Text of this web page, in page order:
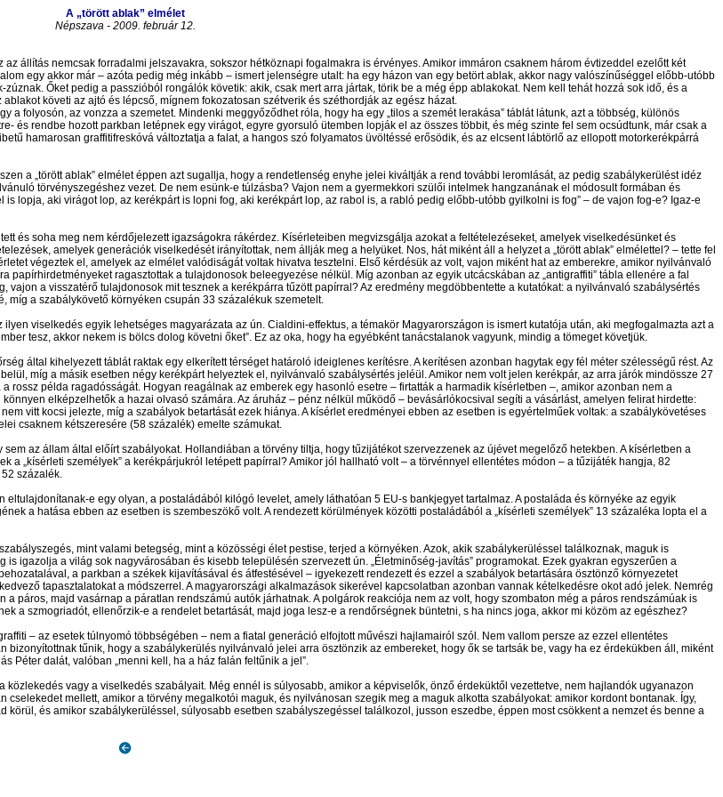
A „törött ablak” elmélet
Népszava - 2009. február 12.
állítás nemcsak forradalmi jelszavakra, sokszor hétköznapi fogalmakra is érvényes. Amikor immáron csaknem három évtizeddel ezelőtt két
egy akkor már – azóta pedig még inkább – ismert jelenségre utalt: ha egy házon van egy betört ablak, akkor nagy valószínűséggel előbb-utóbb
Őket pedig a passzióból rongálók követik: akik, csak mert arra jártak, törik be a még épp ablakokat. Nem kell tehát hozzá sok idő, és a
követi az ajtó és lépcső, mígnem fokozatosan szétverik és széthordják az egész házat.
a folyosón, az vonzza a szemetet. Mindenki meggyőződhet róla, hogy ha egy „tilos a szemét lerakása” táblát látunk, azt a többség, különös
és rendbe hozott parkban letépnek egy virágot, egyre gyorsuló ütemben lopják el az összes többit, és még szinte fel sem ocsúdtunk, már csak a
hamarosan graffitifreskóvá változtatja a falat, a hangos szó folyamatos üvöltéssé erősödik, és az elcsent lábtörlő az ellopott motorkerékpárrá
a „törött ablak” elmélet éppen azt sugallja, hogy a rendetlenség enyhe jelei kiváltják a rend további leromlását, az pedig szabálykerülést idéz
törvényszegéshez vezet. De nem esünk-e túlzásba? Vajon nem a gyermekkori szülői intelmek hangzanának el módosult formában és
lopja, aki virágot lop, az kerékpárt is lopni fog, aki kerékpárt lop, az rabol is, a rabló pedig előbb-utóbb gyilkolni is fog” – de vajon fog-e? Igaz-e
és soha meg nem kérdőjelezett igazságokra rákérdez. Kísérleteiben megvizsgálja azokat a feltételezéseket, amelyek viselkedésünket és
amelyek generációk viselkedését irányítottak, nem állják meg a helyüket. Nos, hát miként áll a helyzet a „törött ablak” elmélettel? – tette fel
végeztek el, amelyek az elmélet valódiságát voltak hivatva tesztelni. Első kérdésük az volt, vajon miként hat az emberekre, amikor nyilvánvaló
papírhirdetményeket ragasztottak a tulajdonosok beleegyezése nélkül. Míg azonban az egyik utcácskában az „antigraffiti” tábla ellenére a fal
a visszatérő tulajdonosok mit tesznek a kerékpárra tűzött papírral? Az eredmény megdöbbentette a kutatókat: a nyilvánvaló szabálysértés
míg a szabálykövető környéken csupán 33 százalékuk szemetelt.
viselkedés egyik lehetséges magyarázata az ún. Cialdini-effektus, a témakör Magyarországon is ismert kutatója után, aki megfogalmazta azt a
tesz, akkor nekem is bölcs dolog követni őket”. Ez az oka, hogy ha egyébként tanácstalanok vagyunk, mindig a tömeget követjük.
által kihelyezett táblát raktak egy elkerített térséget határoló ideiglenes kerítésre. A kerítésen azonban hagytak egy fél méter szélességű rést. Az
míg a másik esetben négy kerékpárt helyeztek el, nyilvánvaló szabálysértés jeléül. Amikor nem volt jelen kerékpár, az arra járók mindössze 27
példa ragadósságát. Hogyan reagálnak az emberek egy hasonló esetre – firtatták a harmadik kísérletben –, amikor azonban nem a
elképzelhetők a hazai olvasó számára. Az áruház – pénz nélkül működő – bevásárló­kocsival segíti a vásárlást, amelyen felirat hirdette:
vitt kocsi jelezte, míg a szabályok betartását ezek hiánya. A kísérlet eredményei ebben az esetben is egyértelműek voltak: a szabálykövetéses
csaknem kétszeresére (58 százalék) emelte számukat.
az állam által előírt szabályokat. Hollandiában a törvény tiltja, hogy tűzijátékot szervezzenek az újévet megelőző hetekben. A kísérletben a
„kísérleti személyek” a kerékpárjukról letépett papírral? Amikor jól hallható volt – a törvénnyel ellentétes módon – a tűzijáték hangja, 82
százalék.
e egy olyan, a postaládából kilógó levelet, amely láthatóan 5 EU-s bankjegyet tartalmaz. A postaláda és környéke az egyik
a hatása ebben az esetben is szembeszökő volt. A rendezett körülmények közötti postaládából a „kísérleti személyek” 13 százaléka lopta el a
mint valami betegség, mint a közösségi élet pestise, terjed a környéken. Azok, akik szabálykerüléssel találkoznak, maguk is
igazolja a világ sok nagyvárosában és kisebb településén szervezett ún. „Életminőség-javítás” programokat. Ezek gyakran egyszerűen a
a parkban a székek kijavításával és átfestésével – igyekezett rendezett és ezzel a szabályok betartására ösztönző környezetet
tapasztalatokat a módszerrel. A magyarországi alkalmazások sikerével kapcsolatban azonban vannak kételkedésre okot adó jelek. Nemrég
páros, majd vasárnap a páratlan rendszámú ­autók járhatnak. A polgárok reakciója nem az volt, hogy szombaton még a páros rendszámúak is
a szmogriadót, ellenőrzik-e a rendelet betartását, majd joga lesz-e a rendőrségnek büntetni, s ha nincs joga, akkor mi közöm az egészhez?
– az esetek túlnyomó többségében – nem a fiatal generáció elfojtott művészi hajlamairól szól. Nem vallom persze az ezzel ellentétes
tűnik, hogy a szabálykerülés nyilvánvaló jelei arra ösztönzik az embereket, hogy ők se tartsák be, vagy ha ez érdekükben áll, miként
Péter dalát, valóban „menni kell, ha a ház falán feltűnik a jel”.
vagy a viselkedés szabályait. Még ennél is súlyosabb, amikor a képviselők, önző érdeküktől vezettetve, nem hajlandók ugyanazon
mellett, amikor a törvény megalkotói maguk, és nyilvánosan szegik meg a maguk alkotta szabályokat: amikor kordont bontanak. Így,
és amikor szabálykerüléssel, súlyosabb esetben szabályszegéssel találkozol, jusson eszedbe, éppen most csökkent a nemzet és benne a